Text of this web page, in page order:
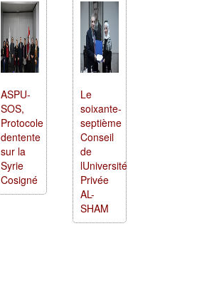
ASPU-
SOS,
Protocole
dentente
sur la
Syrie
Cosigné
Le
soixante-
septième
Conseil
de
lUniversité
Privée
AL-
SHAM